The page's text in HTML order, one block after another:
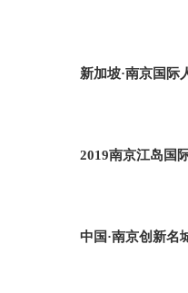
新加坡·南京国际
2019南京江岛国
中国·南京创新名